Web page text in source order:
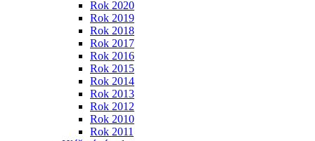
Rok 2020
Rok 2019
Rok 2018
Rok 2017
Rok 2016
Rok 2015
Rok 2014
Rok 2013
Rok 2012
Rok 2010
Rok 2011